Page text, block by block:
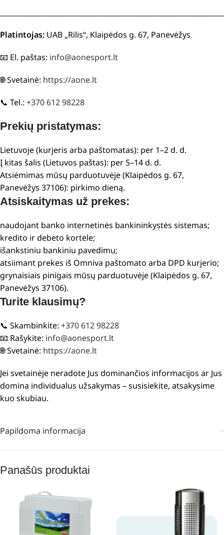
Platintojas: UAB „Rilis“, Klaipėdos g. 67, Panevėžys
📧 El. paštas: info@aonesport.lt
🌐 Svetainė: https://aone.lt
📞 Tel.: +370 612 98228
Prekių pristatymas:
Lietuvoje (kurjeris arba paštomatas): per 1–2 d. d.
Į kitas šalis (Lietuvos paštas): per 5–14 d. d.
Atsiėmimas mūsų parduotuvėje (Klaipėdos g. 67,
Panevėžys 37106): pirkimo dieną.
Atsiskaitymas už prekes:
naudojant banko internetinės bankininkystės sistemas;
kredito ir debeto kortele;
išankstiniu bankiniu pavedimu;
atsiimant prekes iš Omniva paštomato arba DPD kurjerio;
grynaisiais pinigais mūsų parduotuvėje (Klaipėdos g. 67,
Panevėžys 37106).
Turite klausimų?
📞 Skambinkite: +370 612 98228
📧 Rašykite: info@aonesport.lt
🌐 Svetainė: https://aone.lt
Jei svetainėje neradote Jus dominančios informacijos ar Jus
domina individualus užsakymas – susisiekite, atsakysime
kuo skubiau.
Papildoma informacija
Panašūs produktai